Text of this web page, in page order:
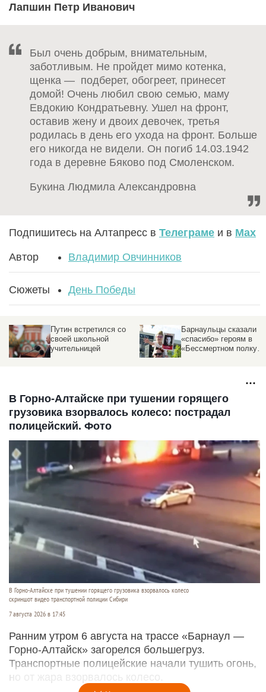
Лапшин Петр Иванович
Был очень доб­рым, внимательным,
заботливым. Не пройдет мимо котенка,
щенка — подберет, обогреет, принесет
домой! Очень любил свою семью, маму
Евдокию Кондратьевну. Ушел на фронт,
оставив жену и двоих девочек, третья
родилась в день его ухода на фронт. Больше
его никогда не видели. Он погиб 14.03.1942
года в деревне Бяково под Смоленском.
Букина Людмила Александровна
Подпишитесь на Алтапресс в Телеграме и в Max
Автор Владимир Овчинников
Сюжеты День Победы
Путин встретился со
своей школьной
учительницей
Барнаульцы сказали
«спасибо» героям в
«Бессмертном полку».
В Горно-Алтайске при тушении горящего
грузовика взорвалось колесо: пострадал
полицейский. Фото
В Горно-Алтайске при тушении горящего грузовика взорвалось колесо
скриншот видео транспортной полиции Сибири
7 августа 2026 в 17:45
Ранним утром 6 августа на трассе «Барнаул —
Горно-Алтайск» загорелся большегруз.
Транспортные полицейские начали тушить огонь,
но от жара взорвалось колесо.